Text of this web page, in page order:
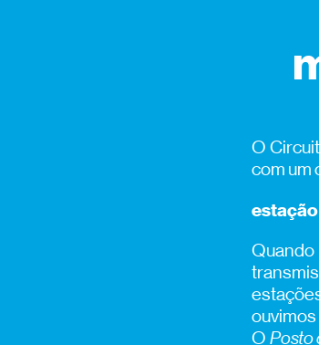
O
com um
O Posto